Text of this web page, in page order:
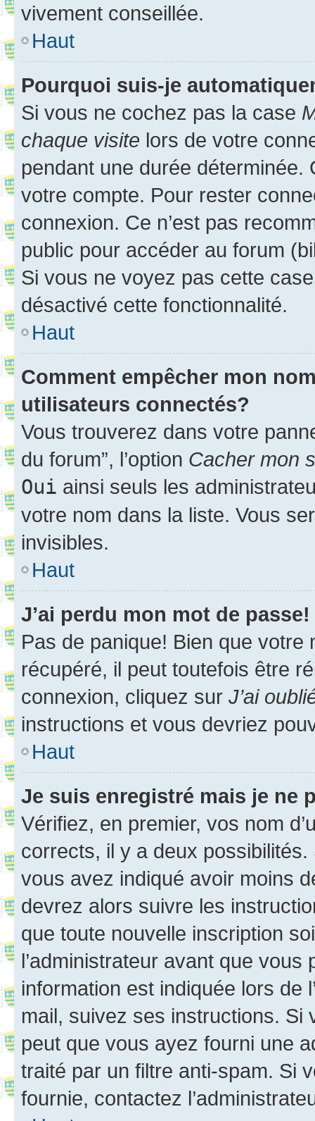
vivement conseillée.
Haut
Pourquoi suis-je
Si vous ne cochez pas la case
chaque visite lors de votre
pendant une durée déterminée.
votre compte. Pour rester
connexion. Ce n’est pas
public pour accéder au forum
Si vous ne voyez pas cette
désactivé cette fonctionnalité.
Haut
Comment empêcher mon
utilisateurs connectés?
Vous trouverez dans votre
du forum”, l’option Cacher mon
Oui ainsi seuls les
votre nom dans la liste. Vous
invisibles.
Haut
J’ai perdu mon mot de passe!
Pas de panique! Bien que
récupéré, il peut toutefois être
connexion, cliquez sur J’ai
instructions et vous devriez
Haut
Je suis enregistré mais je ne
Vérifiez, en premier, vos nom
corrects, il y a deux
vous avez indiqué avoir moins
devrez alors suivre les
que toute nouvelle inscription
l’administrateur avant que
information est indiquée lors de
mail, suivez ses instructions. Si
peut que vous ayez fourni une
traité par un filtre anti-spam. Si
fournie, contactez